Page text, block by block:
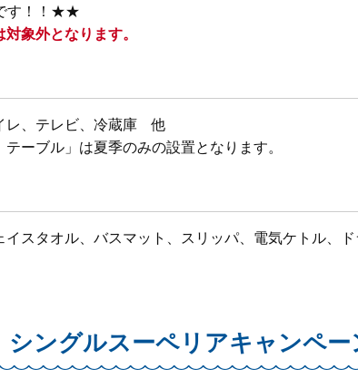
す！！★★
象外となります。
レ、テレビ、冷蔵庫 他
ーブル」は夏季のみの設置となります。
スタオル、バスマット、スリッパ、電気ケトル、
シングルスーペリアキャンペー